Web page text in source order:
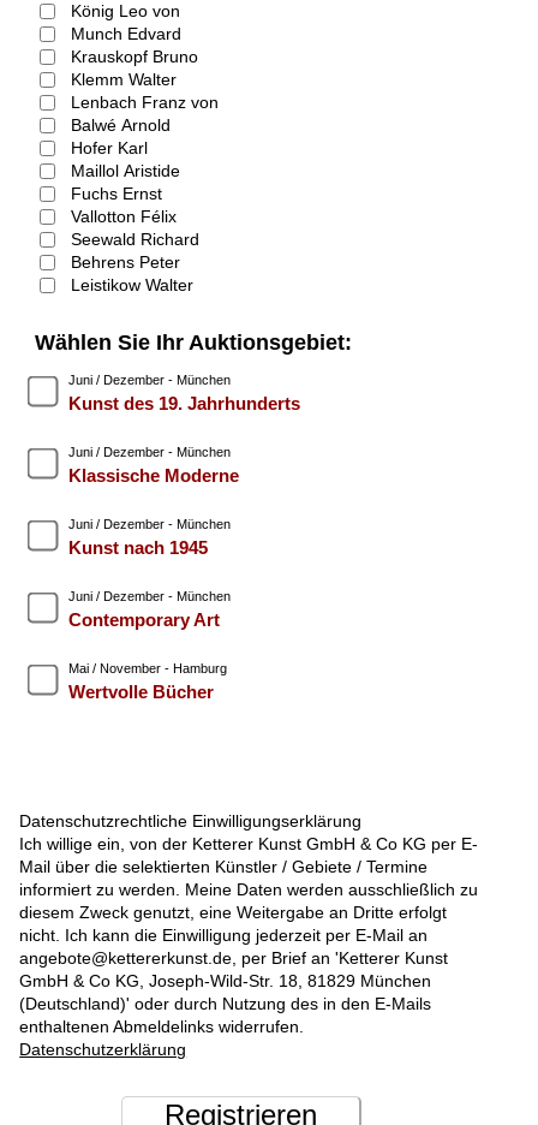
König Leo von
Munch Edvard
Krauskopf Bruno
Klemm Walter
Lenbach Franz von
Balwé Arnold
Hofer Karl
Maillol Aristide
Fuchs Ernst
Vallotton Félix
Seewald Richard
Behrens Peter
Leistikow Walter
Wählen Sie Ihr Auktionsgebiet:
Juni / Dezember - München
Kunst des 19. Jahrhunderts
Juni / Dezember - München
Klassische Moderne
Juni / Dezember - München
Kunst nach 1945
Juni / Dezember - München
Contemporary Art
Mai / November - Hamburg
Wertvolle Bücher
Datenschutzrechtliche Einwilligungserklärung
Ich willige ein, von der Ketterer Kunst GmbH & Co KG per E-
Mail über die selektierten Künstler / Gebiete / Termine
informiert zu werden. Meine Daten werden ausschließlich zu
diesem Zweck genutzt, eine Weitergabe an Dritte erfolgt
nicht. Ich kann die Einwilligung jederzeit per E-Mail an
angebote@kettererkunst.de, per Brief an 'Ketterer Kunst
GmbH & Co KG, Joseph-Wild-Str. 18, 81829 München
(Deutschland)' oder durch Nutzung des in den E-Mails
enthaltenen Abmeldelinks widerrufen.
Datenschutzerklärung
Registrieren